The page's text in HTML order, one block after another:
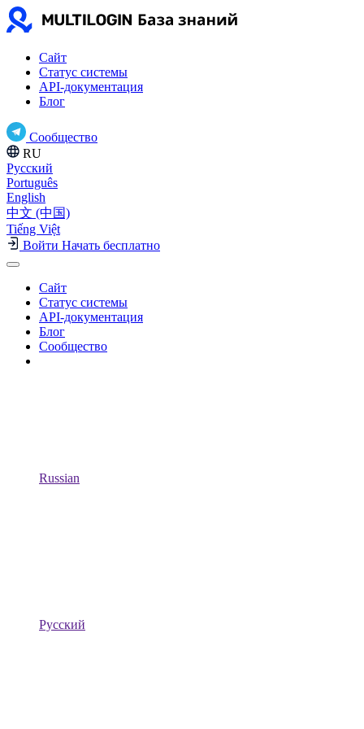
Сайт
Статус системы
API-документация
Блог
Сообщество
RU
Русский
Português
English
中文 (中国)
Tiếng Việt
Войти Начать бесплатно
Сайт
Статус системы
API-документация
Блог
Сообщество
Russian
Русский